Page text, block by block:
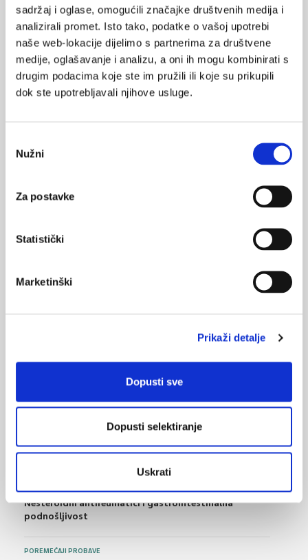
sadržaj i oglase, omogućili značajke društvenih medija i
analizirali promet. Isto tako, podatke o vašoj upotrebi
naše web-lokacije dijelimo s partnerima za društvene
medije, oglašavanje i analizu, a oni ih mogu kombinirati s
drugim podacima koje ste im pružili ili koje su prikupili
dok ste upotrebljavali njihove usluge.
pristanka
Nužni
Za postavke
Statistički
Marketinški
Prikaži detalje
Dopusti sve
Dopusti selektiranje
Uskrati
VEZANI SADRŽAJ <
06.06.2025.
Trendovi u potrošnji hipolipemika u Hrvatskoj
mogu
Statini povećavaju rizik od dijabetesa, ali KV
Nesteroidni antireumatici i gastrointestinalna
podnošljivost
POREMEĆAJI PROBAVE